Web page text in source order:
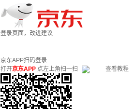
登录页面，改进建议
京东APP扫码登录
打开京东APP 点左上角扫一扫 查看教程